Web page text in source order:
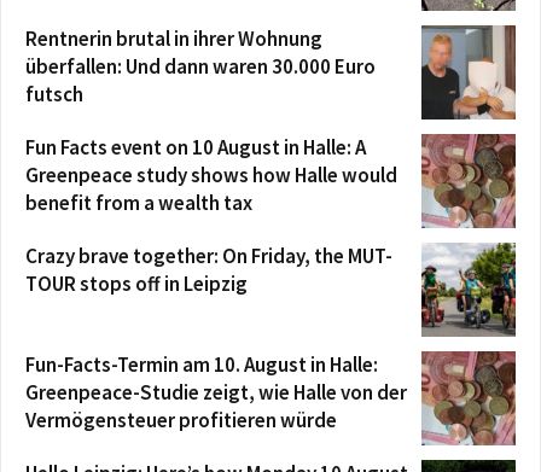
Rentnerin brutal in ihrer Wohnung
überfallen: Und dann waren 30.000 Euro
futsch
Fun Facts event on 10 August in Halle: A
Greenpeace study shows how Halle would
benefit from a wealth tax
Crazy brave together: On Friday, the MUT-
TOUR stops off in Leipzig
Fun-Facts-Termin am 10. August in Halle:
Greenpeace-Studie zeigt, wie Halle von der
Vermögensteuer profitieren würde